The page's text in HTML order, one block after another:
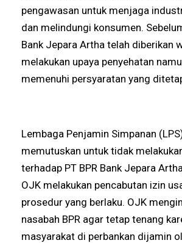
pengawasan untuk menjaga
dan melindungi konsumen.
Bank Jepara Artha telah diberikan
melakukan upaya penyehatan
memenuhi persyaratan yang
Lembaga Penjamin Simpanan
memutuskan untuk tidak
terhadap PT BPR Bank Jepara
OJK melakukan pencabutan izin
prosedur yang berlaku. OJK
nasabah BPR agar tetap tenang
masyarakat di perbankan dijamin